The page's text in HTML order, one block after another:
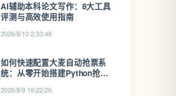
AI辅助本科论文写作：8大工具
评测与高效使用指南
2026/8/10 2:33:48
如何快速配置大麦自动抢票系
统：从零开始搭建Python抢票
2026/8/9 19:22:26